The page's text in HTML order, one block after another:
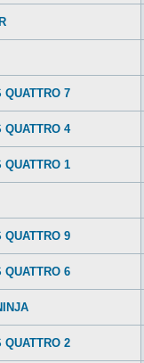
QUATTRO 7
QUATTRO 4
QUATTRO 1
QUATTRO 9
QUATTRO 6
QUATTRO 2